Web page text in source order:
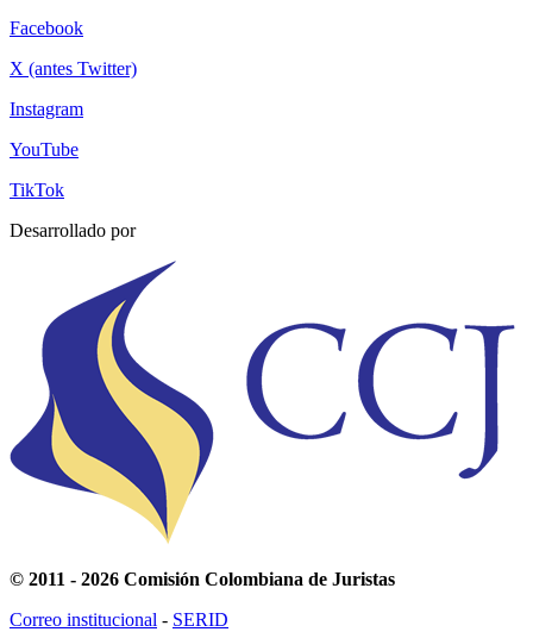
Facebook
X (antes Twitter)
Instagram
YouTube
TikTok
Desarrollado por
© 2011 - 2026 Comisión Colombiana de Juristas
Correo institucional - SERID